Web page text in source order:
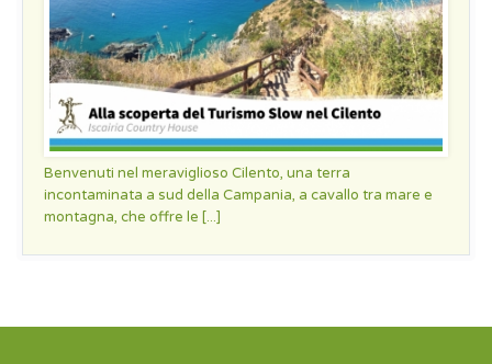
Benvenuti nel meraviglioso Cilento, una terra
incontaminata a sud della Campania, a cavallo tra mare e
montagna, che offre le [...]